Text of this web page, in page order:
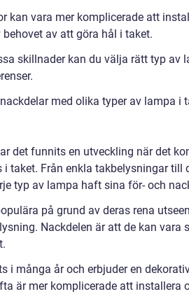
kan vara mer komplicerade att
av att göra hål i taket.
skillnader kan du välja rätt typ av
med olika typer av lampa i
det funnits en utveckling när det
taket. Från enkla takbelysningar till
typ av lampa haft sina för- och
på grund av deras rena
Nackdelen är att de kan vara
i många år och erbjuder en
är mer komplicerade att installera